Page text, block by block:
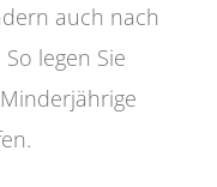
auch nach
legen Sie